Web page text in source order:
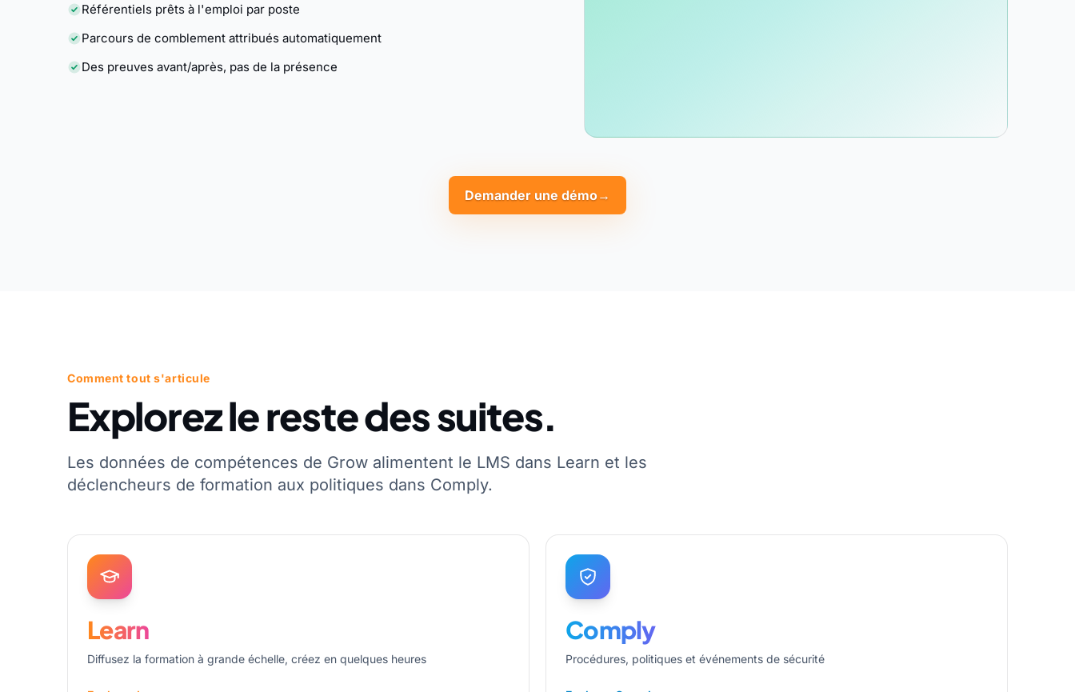
Référentiels prêts à l'emploi par poste
Parcours de comblement attribués automatiquement
Des preuves avant/après, pas de la présence
Demander une démo→
Comment tout s'articule
Explorez le reste des suites.
Les données de compétences de Grow alimentent le LMS dans Learn et les
déclencheurs de formation aux politiques dans Comply.
Learn
Diffusez la formation à grande échelle, créez en quelques heures
Comply
Procédures, politiques et événements de sécurité